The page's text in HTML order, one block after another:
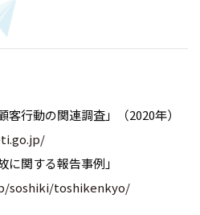
客行動の関連調査」（2020年）
に関する報告事例」
soshiki/toshikenkyo/